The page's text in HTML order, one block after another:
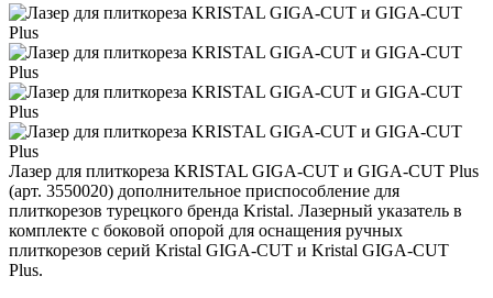
Лазер для плиткореза KRISTAL GIGA-CUT и GIGA-CUT Plus
(арт. 3550020) дополнительное приспособление для
плиткорезов турецкого бренда Kristal. Лазерный указатель в
комплекте с боковой опорой для оснащения ручных
плиткорезов серий Kristal GIGA-CUT и Kristal GIGA-CUT
Plus.